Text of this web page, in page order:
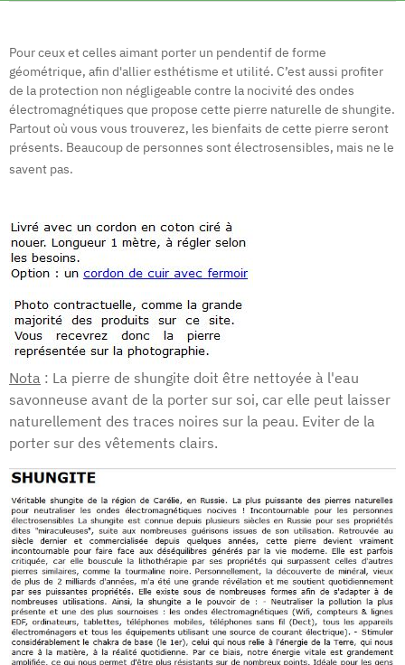
Pour ceux et celles aimant porter un pendentif de forme
géométrique, afin d'allier esthétisme et utilité. C’est aussi profiter
de la protection non négligeable contre la nocivité des ondes
électromagnétiques que propose cette pierre naturelle de shungite.
Partout où vous vous trouverez, les bienfaits de cette pierre seront
présents. Beaucoup de personnes sont électrosensibles, mais ne le
savent pas.
Nota : La pierre de shungite doit être nettoyée à l'eau
savonneuse avant de la porter sur soi, car elle peut laisser
naturellement des traces noires sur la peau. Eviter de la
porter sur des vêtements clairs.